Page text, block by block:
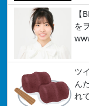
【
を
ツ
ん
れ